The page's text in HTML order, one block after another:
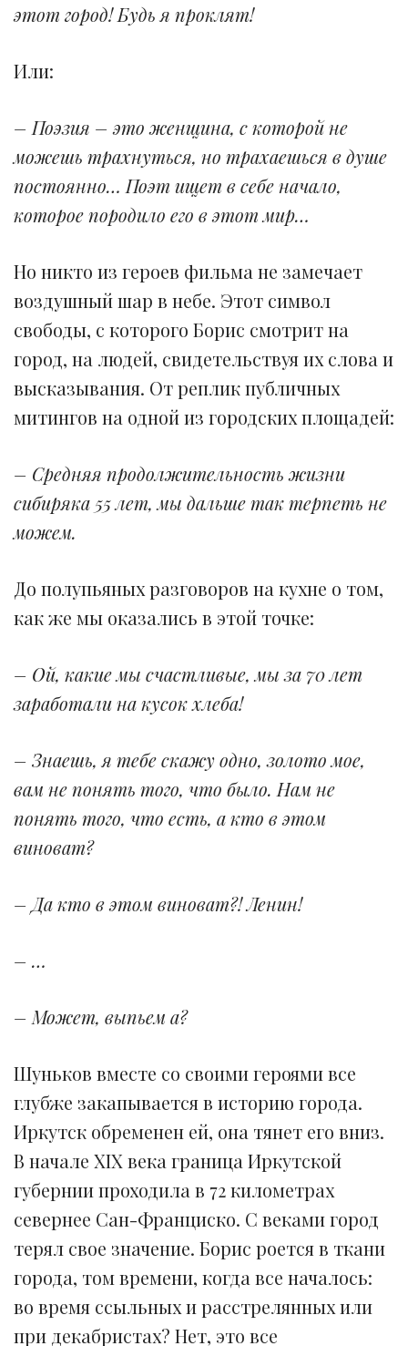
этот город! Будь я проклят!
Или:
– Поэзия – это женщина, с которой не
можешь трахнуться, но трахаешься в душе
постоянно… Поэт ищет в себе начало,
которое породило его в этот мир…
Но никто из героев фильма не замечает
воздушный шар в небе. Этот символ
свободы, с которого Борис смотрит на
город, на людей, свидетельствуя их слова и
высказывания. От реплик публичных
митингов на одной из городских площадей:
– Средняя продолжительность жизни
сибиряка 55 лет, мы дальше так терпеть не
можем.
До полупьяных разговоров на кухне о том,
как же мы оказались в этой точке:
– Ой, какие мы счастливые, мы за 70 лет
заработали на кусок хлеба!
– Знаешь, я тебе скажу одно, золото мое,
вам не понять того, что было. Нам не
понять того, что есть, а кто в этом
виноват?
– Да кто в этом виноват?! Ленин!
– …
– Может, выпьем а?
Шуньков вместе со своими героями все
глубже закапывается в историю города.
Иркутск обременен ей, она тянет его вниз.
В начале XIX века граница Иркутской
губернии проходила в 72 километрах
севернее Сан-Франциско. С веками город
терял свое значение. Борис роется в ткани
города, том времени, когда все началось:
во время ссыльных и расстрелянных или
при декабристах? Нет, это все